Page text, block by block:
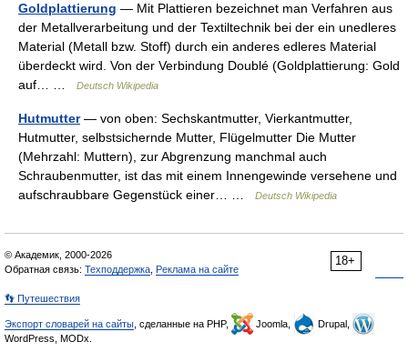
Goldplattierung — Mit Plattieren bezeichnet man Verfahren aus
der Metallverarbeitung und der Textiltechnik bei der ein unedleres
Material (Metall bzw. Stoff) durch ein anderes edleres Material
überdeckt wird. Von der Verbindung Doublé (Goldplattierung: Gold
auf… …
Deutsch Wikipedia
Hutmutter— von oben: Sechskantmutter, Vierkantmutter,
Hutmutter, selbstsichernde Mutter, Flügelmutter Die Mutter
(Mehrzahl: Muttern), zur Abgrenzung manchmal auch
Schraubenmutter, ist das mit einem Innengewinde versehene und
aufschraubbare Gegenstück einer… …
Deutsch Wikipedia
18+
© Академик, 2000-2026
Обратная связь: Техподдержка Реклама на сайте
👣 Путешествия
Экспорт словарей на сайты , сделанные на PHP, Joomla,
Drupal,
WordPress, MODx.